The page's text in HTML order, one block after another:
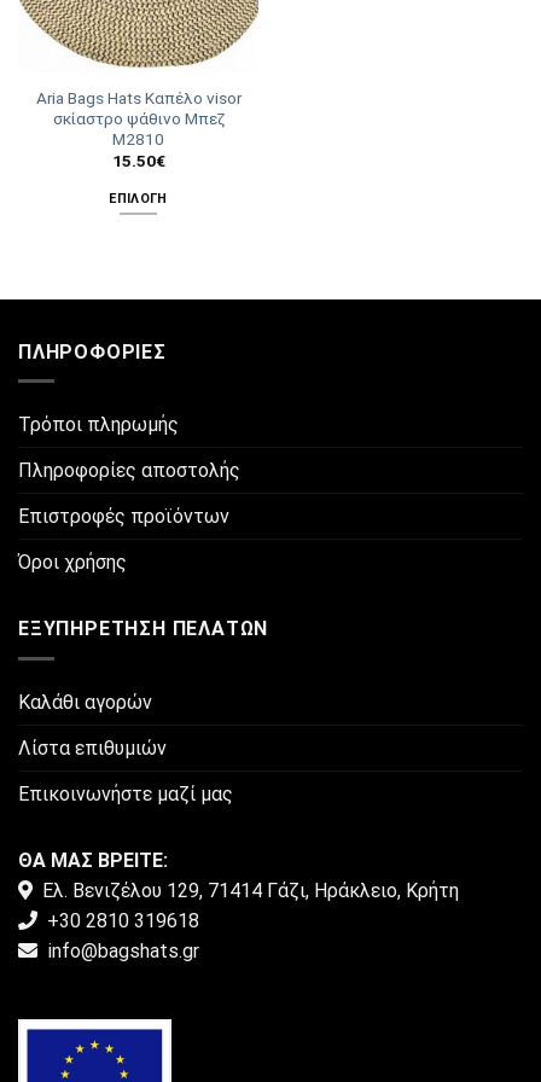
Aria Bags Hats Καπέλο visor
σκίαστρο ψάθινο Μπεζ
Μ2810
15.50€
ΕΠΙΛΟΓΉ
έχει
παραλλαγές.
μπορούν
επιλεγούν
στη
σελίδα
ΠΛΗΡΟΦΟΡΊΕΣ
Τρόποι πληρωμής
Πληροφορίες αποστολής
Επιστροφές προϊόντων
Όροι χρήσης
ΕΞΥΠΗΡΈΤΗΣΗ ΠΕΛΑΤΏΝ
Καλάθι αγορών
Λίστα επιθυμιών
Επικοινωνήστε μαζί μας
ΘΑ ΜΑΣ ΒΡΕΙΤΕ:
Ελ. Βενιζέλου 129, 71414 Γάζι, Ηράκλειο, Κρήτη
+30 2810 319618
info@bagshats.gr